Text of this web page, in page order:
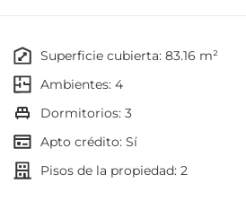
(beneficios fiscales)
contemporánea
independiente
del inmueble, debiéndose
de las medidas, descripciones
cuyos valores son
superficie cubierta: 83.16 m²
ambientes: 4
dormitorios: 3
Apto crédito: Sí
pisos de la propiedad: 2